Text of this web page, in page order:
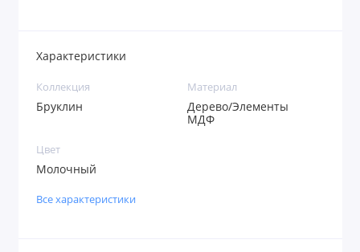
Характеристики
Коллекция
Бруклин
Материал
Дерево/Элементы
МДФ
Цвет
Молочный
Все характеристики